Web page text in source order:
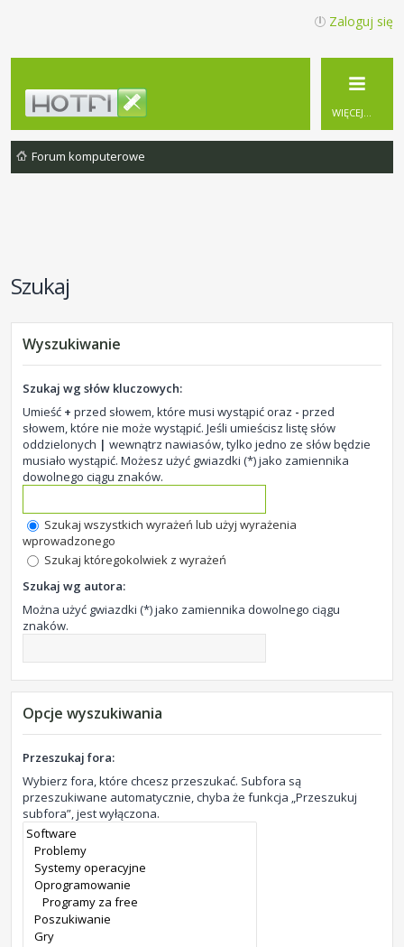
Zaloguj się
WIĘCEJ…
Forum komputerowe
Szukaj
Wyszukiwanie
Szukaj wg słów kluczowych:
Umieść + przed słowem, które musi wystąpić oraz - przed
słowem, które nie może wystąpić. Jeśli umieścisz listę słów
oddzielonych | wewnątrz nawiasów, tylko jedno ze słów będzie
musiało wystąpić. Możesz użyć gwiazdki (*) jako zamiennika
dowolnego ciągu znaków.
Szukaj wszystkich wyrażeń lub użyj wyrażenia
wprowadzonego
Szukaj któregokolwiek z wyrażeń
Szukaj wg autora:
Można użyć gwiazdki (*) jako zamiennika dowolnego ciągu
znaków.
Opcje wyszukiwania
Przeszukaj fora:
Wybierz fora, które chcesz przeszukać. Subfora są
przeszukiwane automatycznie, chyba że funkcja „Przeszukuj
subfora”, jest wyłączona.